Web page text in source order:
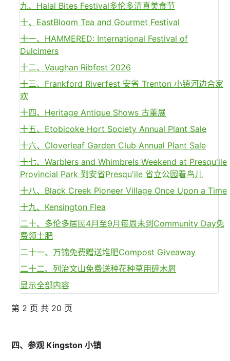
九、Halal Bites Festival多伦多清真美食节
十、EastBloom Tea and Gourmet Festival
十一、HAMMERED: International Festival of
Dulcimers
十二、Vaughan Ribfest 2026
十三、Frankford Riverfest 安省 Trenton 小镇河边合家
欢
十四、Heritage Antique Shows 古董展
十五、Etobicoke Hort Society Annual Plant Sale
十六、Cloverleaf Garden Club Annual Plant Sale
十七、Warblers and Whimbrels Weekend at Presqu'ile
Provincial Park 到安省Presqu'ile 省立公园看鸟儿
十八、Black Creek Pioneer Village Once Upon a Time
十九、Kensington Flea
二十、多伦多居民4月至9月每周未到Community Day免
费领土肥
二十一、万锦免费赠送堆肥Compost Giveaway
二十二、列治文山免费送种花种草用碎木屑
显示全部内容
第 2 页 共 20 页
四、参观 Kingston 小镇